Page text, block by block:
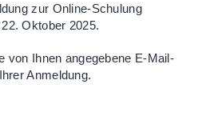
zur Online-Schulung
Oktober 2025.
von Ihnen angegebene E-Mail-
Anmeldung.